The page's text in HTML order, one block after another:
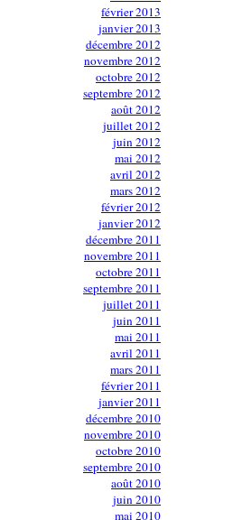
février 2013
janvier 2013
décembre 2012
novembre 2012
octobre 2012
septembre 2012
août 2012
juillet 2012
juin 2012
mai 2012
avril 2012
mars 2012
février 2012
janvier 2012
décembre 2011
novembre 2011
octobre 2011
septembre 2011
juillet 2011
juin 2011
mai 2011
avril 2011
mars 2011
février 2011
janvier 2011
décembre 2010
novembre 2010
octobre 2010
septembre 2010
août 2010
juin 2010
mai 2010